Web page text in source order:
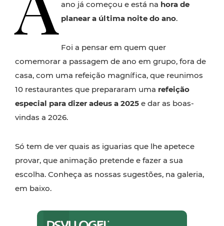
ano já começou e está na hora de
planear a última noite do ano.
Foi a pensar em quem quer
comemorar a passagem de ano em grupo, fora de
casa, com uma refeição magnífica, que reunimos
10 restaurantes que prepararam uma refeição
especial para dizer adeus a 2025 e dar as boas-
vindas a 2026.
Só tem de ver quais as iguarias que lhe apetece
provar, que animação pretende e fazer a sua
escolha. Conheça as nossas sugestões, na galeria,
em baixo.